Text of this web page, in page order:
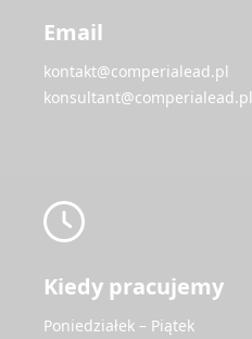
Email
kontakt@comperialead.pl
konsultant@comperialead.pl
Kiedy pracujemy
Poniedziałek – Piątek